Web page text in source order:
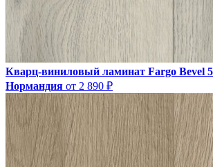
Кварц-виниловый ламинат Fargo Bevel
Нормандия от 2 890 ₽